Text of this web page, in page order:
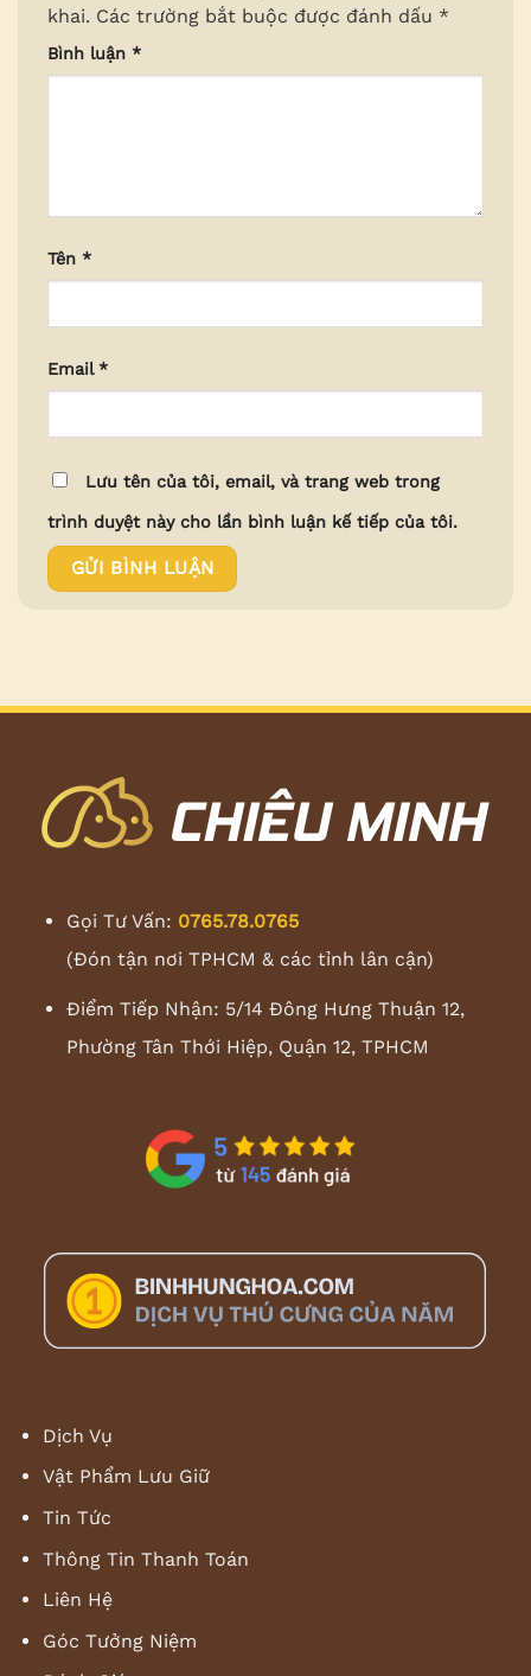
khai. Các trường bắt buộc được đánh dấu *
Bình luận *
Tên *
Email*
Lưu tên của tôi, email, và trang web trong
trình duyệt này cho lần bình luận kế tiếp của tôi.
Gọi Tư Vấn: 0765.78.0765
(Đón tận nơi TPHCM & các tỉnh lân cận)
Điểm Tiếp Nhận: 5/14 Đông Hưng Thuận 12,
Phường Tân Thới Hiệp, Quận 12, TPHCM
Dịch Vụ
Vật Phẩm Lưu Giữ
Tin Tức
Thông Tin Thanh Toán
Liên Hệ
Góc Tưởng Niệm